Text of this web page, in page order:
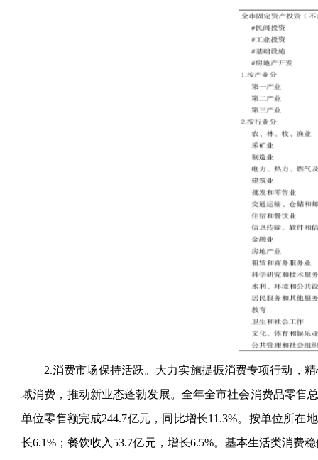
2.消费市场保持活跃。大力实施提振消费专项行动，
域消费，推动新业态蓬勃发展。全年全市社会消费品零售
单位零售额完成244.7亿元，同比增长11.3%。按单位所在
长6.1%；餐饮收入53.7亿元，增长6.5%。基本生活类消费